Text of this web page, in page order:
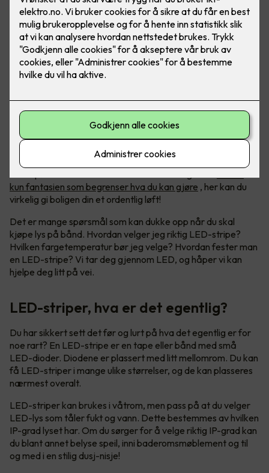
Kreativitet med LED-lys
LED-belysning blir bare mer og mer populært, og med økt
kun fantasien som begrenser hva du kan gjøre , her kan du
virkelig gi boligen din et ordentlig løft!
Det er mange spørsmål som kan dukke opp når du skal
kjøpe lys på bånd. Hvordan velger jeg riktig LED-stripe?
Hvilken fargetemperatur bør jeg velge? Hvordan fester man
en LED-stripe? Vi tar deg gjennom LED, og håper vi kan
hjelpe deg litt på vei.
LED-striper, hva er det egentlig?
Du har sikkert sett det før og lurt på hva det egentlig er for
noe rart? En LED-stripe er en tape eller bånd med små
LED-dioder. Diodene er plassert med litt mellomrom. Du kan
få LED-striper i mange ulike størrelser, og de kan plasseres
nærmest overalt.
LED-striper kan brukes i våtrom, men pass på at du velger
LED-lys som tåler fukt og vann. Dette bestemmes av hvilken
IP-grad lyset har. Om du sørger for å velge riktig IP-grad kan
du blant annet belyse speil, inni baderomsmøblement og til
og med i en stilig dusj-nisje!